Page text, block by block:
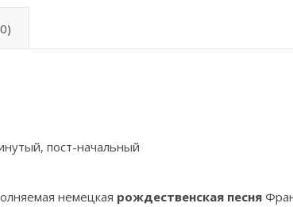
пост-начальный
немецкая рождественская песня